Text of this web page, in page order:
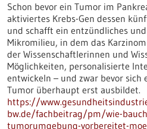
Schon bevor ein Tumor im
aktiviertes Krebs-Gen dessen
und schafft ein entzündliches
Mikromilieu, in dem das
der Wissenschaftlerinnen und
Möglichkeiten, personalisierte
entwickeln – und zwar bevor
Tumor überhaupt erst ausbildet.
https://
bw.de/fachbeitrag/pm/wie-
tumorumgebung-vorbereitet-